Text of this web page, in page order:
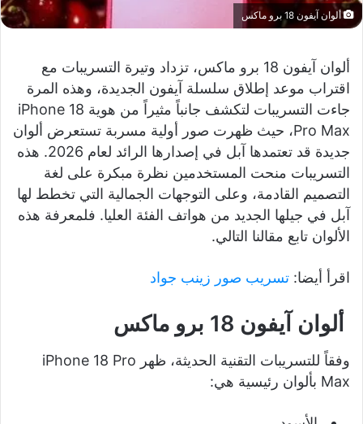
ألوان آيفون 18 برو ماكس
ألوان آيفون 18 برو ماكس، تزداد وتيرة التسريبات مع
اقتراب موعد إطلاق سلسلة آيفون الجديدة، وهذه المرة
جاءت التسريبات لتكشف جانباً مثيراً من هوية iPhone 18
Pro Max، حيث ظهرت صور أولية مسربة تستعرض ألوان
جديدة قد تعتمدها آبل في إصدارها الرائد لعام 2026. هذه
التسريبات منحت المستخدمين نظرة مبكرة على لغة
التصميم القادمة، وعلى التوجهات الجمالية التي تخطط لها
آبل في جيلها الجديد من هواتف الفئة العليا. فلمعرفة هذه
الألوان تابع مقالنا التالي.
اقرأ أيضا: تسريب صور زينب جواد
ألوان آيفون 18 برو ماكس
وفقاً للتسريبات التقنية الحديثة، ظهر iPhone 18 Pro
Max بألوان رئيسية هي: